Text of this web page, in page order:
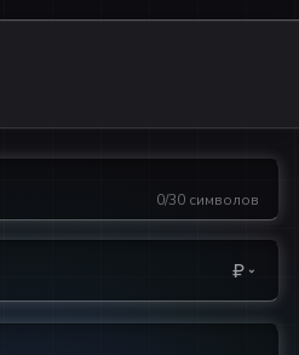
0/30 символов
₽